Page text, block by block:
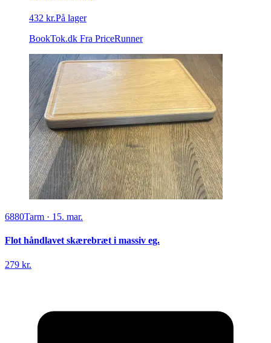
432 kr.På lager
BookTok.dk Fra PriceRunner
6880Tarm · 15. mar.
Flot håndlavet skærebræt i massiv eg.
279 kr.